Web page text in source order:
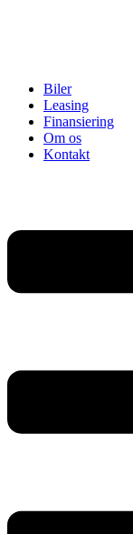
Biler
Leasing
Finansiering
Om os
Kontakt